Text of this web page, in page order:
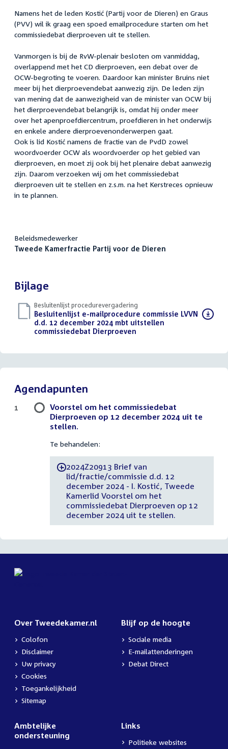
Namens het de leden Kostić (Partij voor de Dieren) en Graus
(PVV) wil ik graag een spoed emailprocedure starten om het
commissiedebat dierproeven uit te stellen.
Vanmorgen is bij de RvW-plenair besloten om vanmiddag,
overlappend met het CD dierproeven, een debat over de
OCW-begroting te voeren. Daardoor kan minister Bruins niet
meer bij het dierproevendebat aanwezig zijn. De leden zijn
van mening dat de aanwezigheid van de minister van OCW bij
het dierproevendebat belangrijk is, omdat hij onder meer
over het apenproefdiercentrum, proefdieren in het onderwijs
en enkele andere dierproevenonderwerpen gaat.
Ook is lid Kostić namens de fractie van de PvdD zowel
woordvoerder OCW als woordvoerder op het gebied van
dierproeven, en moet zij ook bij het plenaire debat aanwezig
zijn. Daarom verzoeken wij om het commissiedebat
dierproeven uit te stellen en z.s.m. na het Kerstreces opnieuw
in te plannen.
Beleidsmedewerker
Tweede Kamerfractie Partij voor de Dieren
Bijlage
Besluitenlijst procedurevergadering
Download
bestand:
Besluitenlijst e-mailprocedure commissie LVVN
d.d. 12 december 2024 mbt uitstellen
commissiedebat Dierproeven
Agendapunten
Voorstel om het commissiedebat
Dierproeven op 12 december 2024 uit te
stellen.
Te behandelen:
-2024Z20913 Brief van
lid/fractie/commissie d.d. 12
december 2024 - I. Kostić, Tweede
Kamerlid Voorstel om het
commissiedebat Dierproeven op 12
december 2024 uit te stellen.
1
Over Tweedekamer.nl
Colofon
Disclaimer
Uw privacy
Cookies
Toegankelijkheid
Sitemap
Blijf op de hoogte
Sociale media
E-mailattenderingen
Debat Direct
Ambtelijke
ondersteuning
Links
Politieke websites